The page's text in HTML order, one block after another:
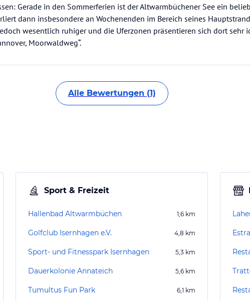
Gerade in den Sommerferien ist der Altwarmbüchener See ein
dann insbesondere an Wochenenden im Bereich seines
wesentlich ruhiger und die Uferzonen präsentieren sich dort sehr
Moorwaldweg“.
Alle Bewertungen (1)
Sport & Freizeit
Hallenbad Altwarmbüchen 1,6 km
Golfclub Isernhagen e.V. 4,8 km
Sport- und Fitnesspark Isernhagen 5,3 km
Dauerkolonie Annateich 5,6 km
Tumultus Fun Park 6,1 km